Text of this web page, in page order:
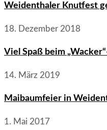
Weidenthaler Knutfest
18. Dezember 2018
Viel Spaß beim
14. März 2019
Maibaumfeier in
1. Mai 2017